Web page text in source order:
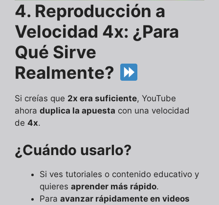
4. Reproducción a
Velocidad 4x: ¿Para
Qué Sirve
Realmente?
Si creías que 2x era suficiente, YouTube
ahora duplica la apuesta con una velocidad
de 4x.
¿Cuándo usarlo?
Si ves tutoriales o contenido educativo y
quieres aprender más rápido.
Para avanzar rápidamente en videos